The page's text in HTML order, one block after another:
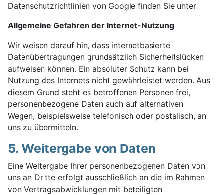
Datenschutzrichtlinien von Google finden Sie unter:
Allgemeine Gefahren der Internet-Nutzung
Wir weisen darauf hin, dass internetbasierte
Datenübertragungen grundsätzlich Sicherheitslücken
aufweisen können. Ein absoluter Schutz kann bei
Nutzung des Internets nicht gewährleistet werden. Aus
diesem Grund steht es betroffenen Personen frei,
personenbezogene Daten auch auf alternativen
Wegen, beispielsweise telefonisch oder postalisch, an
uns zu übermitteln.
5. Weitergabe von Daten
Eine Weitergabe Ihrer personenbezogenen Daten von
uns an Dritte erfolgt ausschließlich an die im Rahmen
von Vertragsabwicklungen mit beteiligten